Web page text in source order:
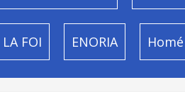
FOI ENORIA